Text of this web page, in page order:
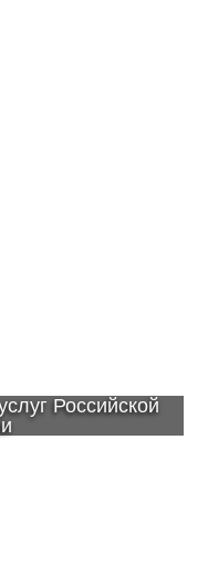
Российской